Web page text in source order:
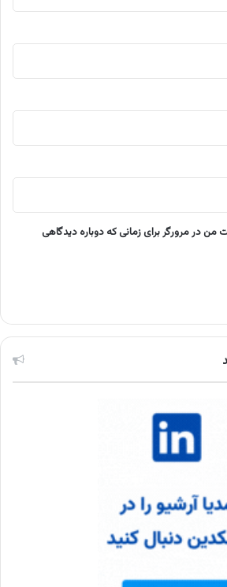
من در مرورگر برای زمانی که دوباره دیدگاهی